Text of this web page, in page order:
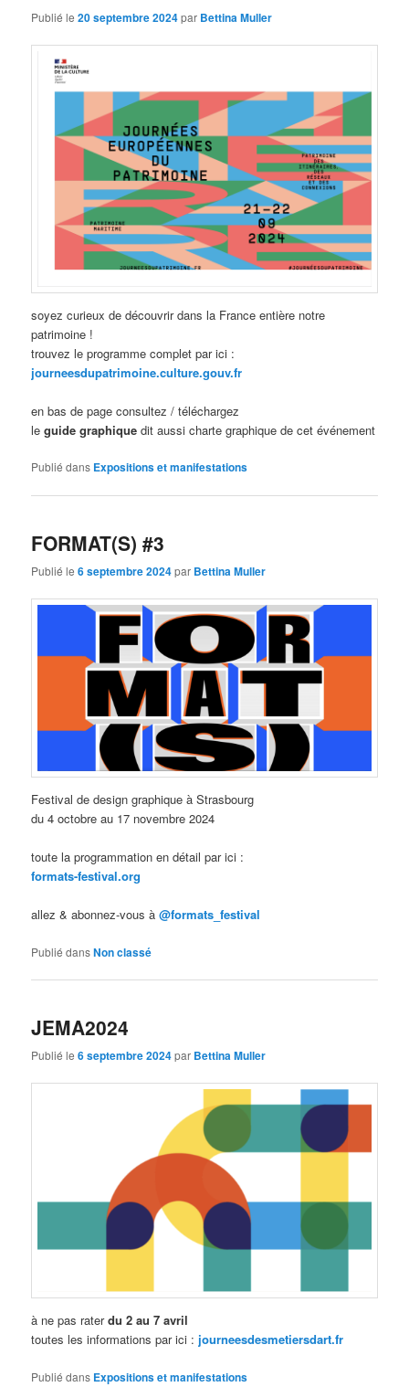
Publié le20 septembre 2024par Bettina Muller
soyez curieux de découvrir dans la France entière notre
patrimoine !
trouvez le programme complet par ici :
journeesdupatrimoine.culture.gouv.fr
en bas de page consultez / téléchargez
leguide graphique dit aussi charte graphique de cet événement
Publié dans Expositions et manifestations
FORMAT(S) #3
Publié le6 septembre 2024par Bettina Muller
Festival de design graphique à Strasbourg
du 4 octobre au 17 novembre 2024
toute la programmation en détail par ici :
formats-festival.org
allez & abonnez-vous à@formats_festival
Publié dansNon classé
JEMA2024
Publié le6 septembre 2024par Bettina Muller
à ne pas raterdu 2 au 7 avril
toutes les informations par ici : journeesdesmetiersdart.fr
Publié dans Expositions et manifestations